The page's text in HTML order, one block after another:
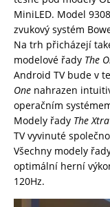
MiniLED. Model
zvukový systém
Na trh přicházejí
modelové řady The
Android TV bude v
One nahrazen
operačním
Modely řady The Xtra
TV vyvinuté
Všechny modely
optimální herní
120Hz.